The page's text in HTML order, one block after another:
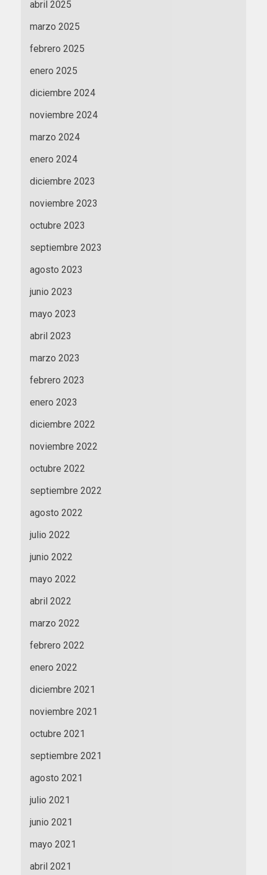
abril 2025
marzo 2025
febrero 2025
enero 2025
diciembre 2024
noviembre 2024
marzo 2024
enero 2024
diciembre 2023
noviembre 2023
octubre 2023
septiembre 2023
agosto 2023
junio 2023
mayo 2023
abril 2023
marzo 2023
febrero 2023
enero 2023
diciembre 2022
noviembre 2022
octubre 2022
septiembre 2022
agosto 2022
julio 2022
junio 2022
mayo 2022
abril 2022
marzo 2022
febrero 2022
enero 2022
diciembre 2021
noviembre 2021
octubre 2021
septiembre 2021
agosto 2021
julio 2021
junio 2021
mayo 2021
abril 2021